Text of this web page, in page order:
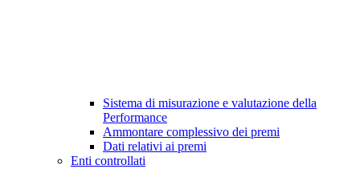
Sistema di misurazione e valutazione della
Performance
Ammontare complessivo dei premi
Dati relativi ai premi
Enti controllati